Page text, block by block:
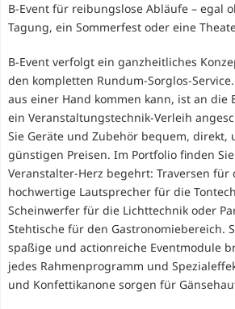
B-Event für reibungslose Abläufe – egal
Tagung, ein Sommerfest oder eine
B-Event verfolgt ein ganzheitliches
den kompletten Rundum-Sorglos-
aus einer Hand kommen kann, ist an die
ein Veranstaltungstechnik-Verleih
Sie Geräte und Zubehör bequem, direkt,
günstigen Preisen. Im Portfolio finden
Veranstalter-Herz begehrt: Traversen für
hochwertige Lautsprecher für die
Scheinwerfer für die Lichttechnik oder
Stehtische für den Gastronomiebereich.
spaßige und actionreiche Eventmodule
jedes Rahmenprogramm und
und Konfettikanone sorgen für